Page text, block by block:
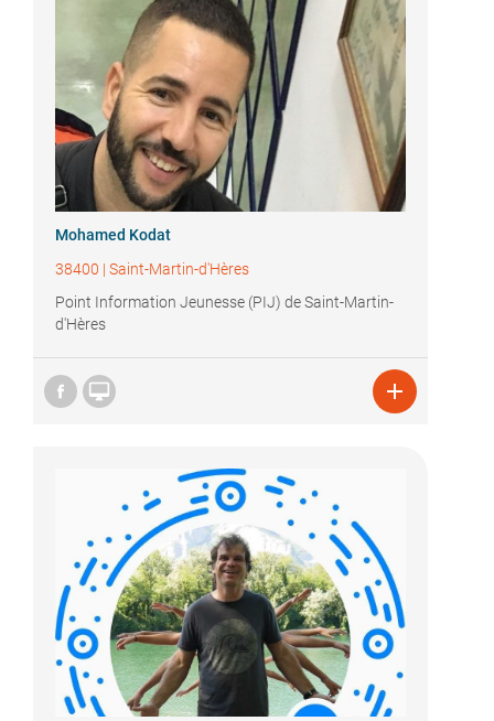
Mohamed Kodat
38400 | Saint-Martin-d'Hères
Point Information Jeunesse (PIJ) de Saint-Martin-
d'Hères
 